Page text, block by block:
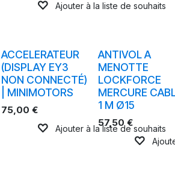
Ajouter à la liste de souhaits
ACCELERATEUR
(DISPLAY EY3
NON CONNECTÉ)
| MINIMOTORS
75,00 €
Ajouter à la liste de souhaits
ANTIVOL A
MENOTTE
LOCKFORCE
MERCURE
1 M Ø15
57,50€